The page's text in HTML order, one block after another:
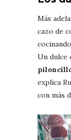
Más
cazo de
Un dulce
explica
con más